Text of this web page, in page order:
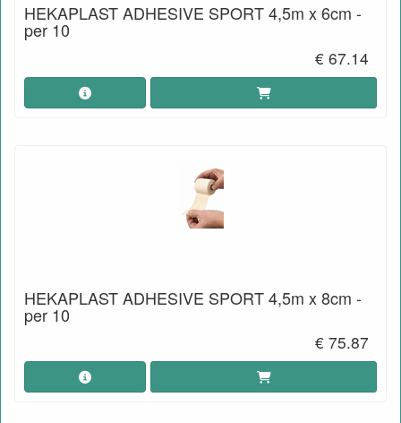
HEKAPLAST ADHESIVE SPORT 4,5m x 6cm -
per 10
€ 67.14
HEKAPLAST ADHESIVE SPORT 4,5m x 8cm -
per 10
€ 75.87